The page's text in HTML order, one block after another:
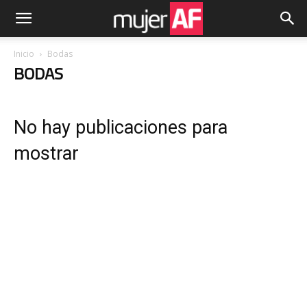
Inicio Bodas
BODAS
No hay publicaciones para
mostrar